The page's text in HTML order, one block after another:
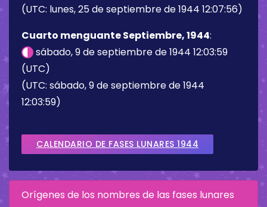
(UTC: lunes, 25 de septiembre de 1944 12:07:56)
Cuarto menguante Septiembre, 1944:
sábado, 9 de septiembre de 1944 12:03:59
(UTC)
(UTC: sábado, 9 de septiembre de 1944
12:03:59)
CALENDARIO DE FASES LUNARES 1944
Orígenes de los nombres de las fases lunares